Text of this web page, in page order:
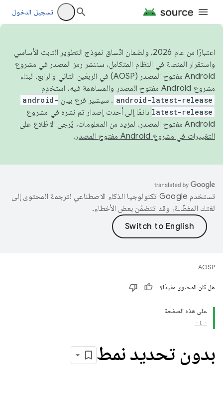
تسجيل الدخول
اعتبارًا من عام 2026، ولضمان اتّساق نموذج التطوير الثابت الأساسي
واستقرار المنصة في النظام المتكامل، سننشر رمز المصدر في مشروع
Android مفتوح المصدر (AOSP) في الربعَين الثاني والرابع. لبناء
مشروع Android مفتوح المصدر والمساهمة فيه، استخدِم
android-latest-release . سيشير فرع بيان android-
latest-release دائمًا إلى أحدث إصدار تم نشره في مشروع
Android مفتوح المصدر. لمزيد من المعلومات، يُرجى الاطّلاع على
التغييرات في مشروع Android مفتوح المصدر
.
تستخدم Google تكنولوجيا الذكاء الاصطناعي لترجمة المحتوى إلى
لغتك المفضّلة، وقد تتضمّن بعض الأخطاء.
AOSP
هل كان المحتوى مفيدًا؟
على هذه الصفحة
- t -
بدون تحديد نمط